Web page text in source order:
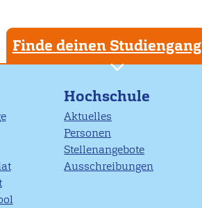
Finde deinen Studiengang
Hochschule
Aktuelles
Personen
Stellenangebote
Ausschreibungen